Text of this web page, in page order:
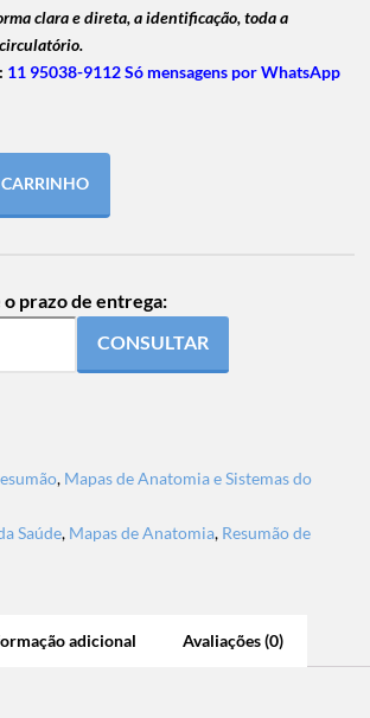
clara e direta, a identificação, toda a
11 95038-9112 Só mensagens por WhatsApp
prazo de entrega:
CONSULTAR
, Mapas de Anatomia e Sistemas do
Saúde, Mapas de Anatomia, Resumão de
adicional Avaliações (0)